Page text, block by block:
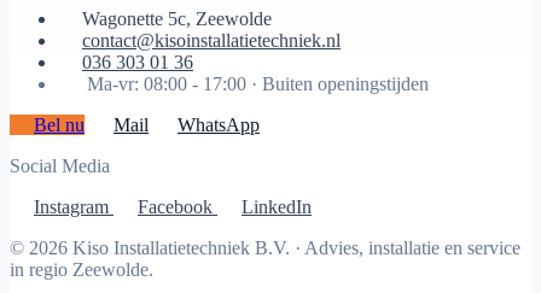
Wagonette 5c, Zeewolde
contact@kisoinstallatietechniek.nl
036 303 01 36
Ma-vr: 08:00 - 17:00 · Buiten openingstijden
Bel nu
Mail
WhatsApp
Social Media
Instagram
Facebook
LinkedIn
© 2026 Kiso Installatietechniek B.V. · Advies, installatie en service
in regio Zeewolde.